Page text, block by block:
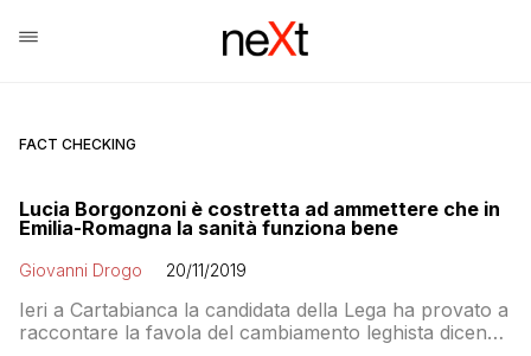
FACT CHECKING
Lucia Borgonzoni è costretta ad ammettere che in
Emilia-Romagna la sanità funziona bene
Giovanni Drogo 20/11/2019
Ieri a Cartabianca la candidata della Lega ha provato a
raccontare la favola del cambiamento leghista dicendo